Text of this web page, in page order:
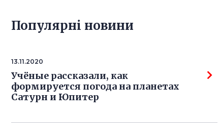
Популярнi новини
13.11.2020
Учёные рассказали, как
формируется погода на планетах
Сатурн и Юпитер